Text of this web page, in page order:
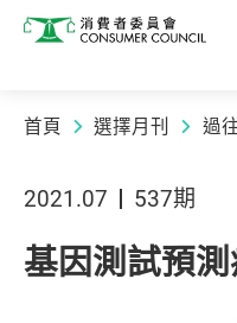
消費者委員會
首頁 選擇月刊 過
2021.07 537期
基因測試預